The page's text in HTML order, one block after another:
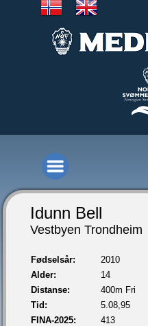
Idunn Bell
Vestbyen Trondheim
Fødselsår:
2010
Alder:
14
Distanse:
400m Fri
Tid:
5.08,95
FINA-2025:
413